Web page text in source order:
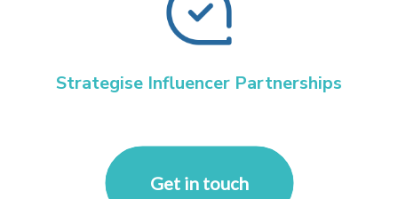
Strategise Influencer Partnerships
Get in touch